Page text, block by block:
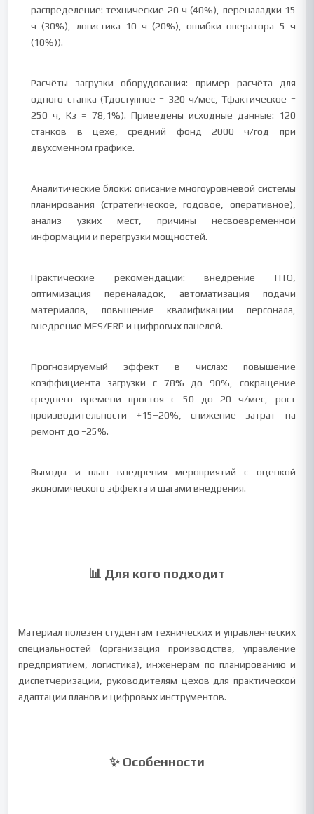
распределение: технические 20 ч (40%), переналадки 15
ч (30%), логистика 10 ч (20%), ошибки оператора 5 ч
(10%)).
Расчёты загрузки оборудования: пример расчёта для
одного станка (Tдоступное = 320 ч/мес, Tфактическое =
250 ч, Кз = 78,1%). Приведены исходные данные: 120
станков в цехе, средний фонд 2000 ч/год при
двухсменном графике.
Аналитические блоки: описание многоуровневой системы
планирования (стратегическое, годовое, оперативное),
анализ узких мест, причины несвоевременной
информации и перегрузки мощностей.
Практические рекомендации: внедрение ПТО,
оптимизация переналадок, автоматизация подачи
материалов, повышение квалификации персонала,
внедрение MES/ERP и цифровых панелей.
Прогнозируемый эффект в числах: повышение
коэффициента загрузки с 78% до 90%, сокращение
среднего времени простоя с 50 до 20 ч/мес, рост
производительности +15–20%, снижение затрат на
ремонт до −25%.
Выводы и план внедрения мероприятий с оценкой
экономического эффекта и шагами внедрения.
📊 Для кого подходит
Материал полезен студентам технических и управленческих
специальностей (организация производства, управление
предприятием, логистика), инженерам по планированию и
диспетчеризации, руководителям цехов для практической
адаптации планов и цифровых инструментов.
✨ Особенности